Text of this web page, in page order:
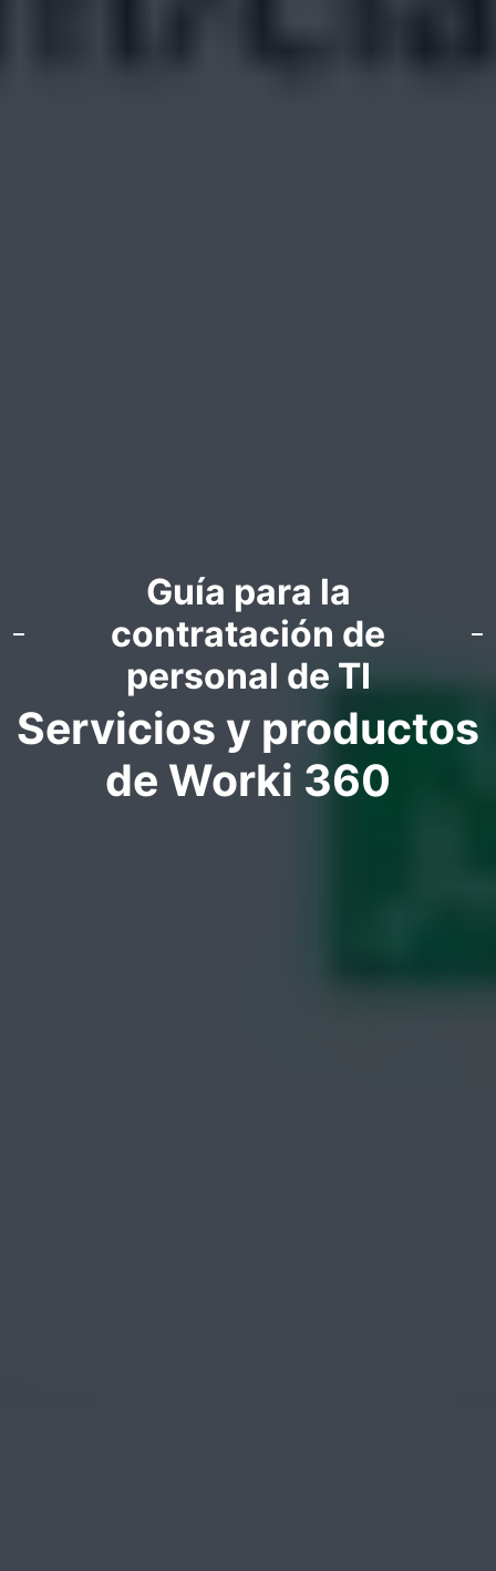
Guía para la
contratación de
personal de TI
Servicios y productos
de Worki 360